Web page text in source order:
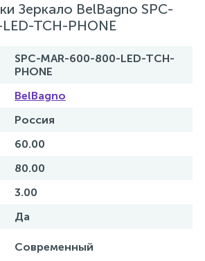
Зеркало BelBagno SPC-
TCH-PHONE
SPC-MAR-600-800-LED-TCH-
PHONE
BelBagno
Россия
60.00
80.00
3.00
Да
Современный